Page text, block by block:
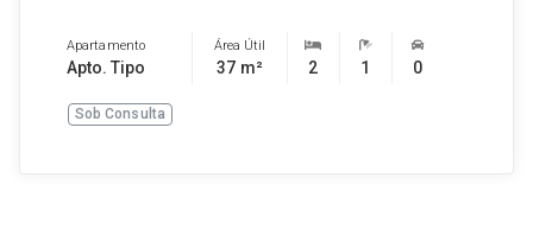
Apartamento
Apto. Tipo
Área Útil
37 m² 2 1 0
Sob Consulta